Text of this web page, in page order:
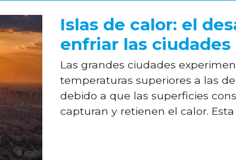
Islas de calor: el
enfriar las ciudades
Las grandes ciudades
temperaturas superiores a las
debido a que las superficies
capturan y retienen el calor. Esta